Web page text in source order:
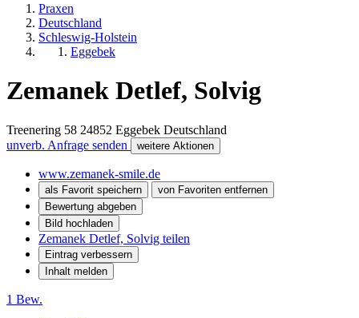
Praxen
Deutschland
Schleswig-Holstein
Eggebek
Zemanek Detlef, Solvig
Treenering 58 24852 Eggebek Deutschland
unverb. Anfrage senden
weitere Aktionen
www.zemanek-smile.de
als Favorit speichern
von Favoriten entfernen
Bewertung abgeben
Bild hochladen
Zemanek Detlef, Solvig teilen
Eintrag verbessern
Inhalt melden
1 Bew.